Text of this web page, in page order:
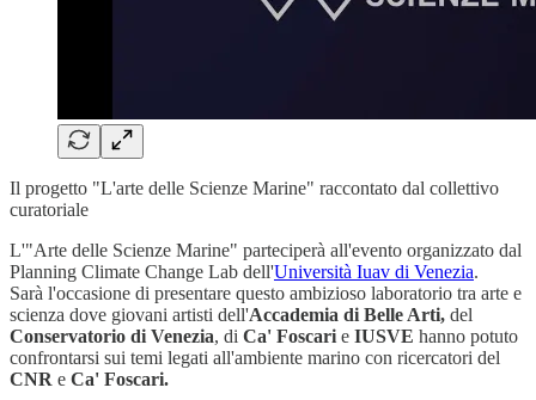
Il progetto "L'arte delle Scienze Marine" raccontato dal collettivo
curatoriale
L'"Arte delle Scienze Marine" parteciperà all'evento organizzato dal
Planning Climate Change Lab dell'Università Iuav di Venezia.
Sarà l'occasione di presentare questo ambizioso laboratorio tra arte e
scienza dove giovani artisti dell'Accademia di Belle Arti, del
Conservatorio di Venezia, di Ca' Foscari e IUSVE hanno potuto
confrontarsi sui temi legati all'ambiente marino con ricercatori del
CNR e Ca' Foscari.